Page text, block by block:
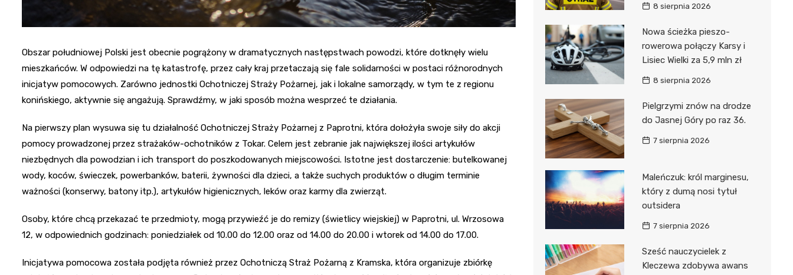
Obszar południowej Polski jest obecnie pogrążony w dramatycznych następstwach powodzi, które dotknęły wielu
mieszkańców. W odpowiedzi na tę katastrofę, przez cały kraj przetaczają się fale solidarności w postaci różnorodnych
inicjatyw pomocowych. Zarówno jednostki Ochotniczej Straży Pożarnej, jak i lokalne samorządy, w tym te z regionu
konińskiego, aktywnie się angażują. Sprawdźmy, w jaki sposób można wesprzeć te działania.
Na pierwszy plan wysuwa się tu działalność Ochotniczej Straży Pożarnej z Paprotni, która dołożyła swoje siły do akcji
pomocy prowadzonej przez strażaków-ochotników z Tokar. Celem jest zebranie jak największej ilości artykułów
niezbędnych dla powodzian i ich transport do poszkodowanych miejscowości. Istotne jest dostarczenie: butelkowanej
wody, koców, świeczek, powerbanków, baterii, żywności dla dzieci, a także suchych produktów o długim terminie
ważności (konserwy, batony itp.), artykułów higienicznych, leków oraz karmy dla zwierząt.
Osoby, które chcą przekazać te przedmioty, mogą przywieźć je do remizy (świetlicy wiejskiej) w Paprotni, ul. Wrzosowa
12, w odpowiednich godzinach: poniedziałek od 10.00 do 12.00 oraz od 14.00 do 20.00 i wtorek od 14.00 do 17.00.
Inicjatywa pomocowa została podjęta również przez Ochotniczą Straż Pożarną z Kramska, która organizuje zbiórkę
8 sierpnia 2026
Nowa ścieżka pieszo-
rowerowa połączy Karsy i
Lisiec Wielki za 5,9 mln zł
8 sierpnia 2026
Pielgrzymi znów na drodze
do Jasnej Góry po raz 36.
7 sierpnia 2026
Maleńczuk: król marginesu,
który z dumą nosi tytuł
outsidera
7 sierpnia 2026
Sześć nauczycielek z
Kleczewa zdobywa awans